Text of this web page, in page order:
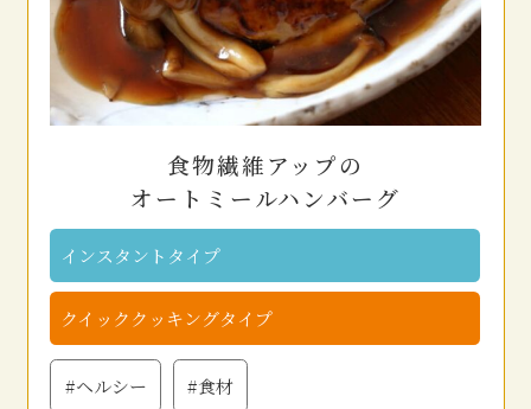
食物繊維アップの
オートミールハンバーグ
インスタントタイプ
クイッククッキングタイプ
#ヘルシー #食材